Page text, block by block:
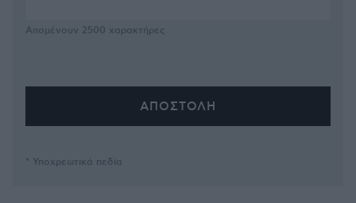
Απομένουν 2500 χαρακτήρες
* Υποχρεωτικά πεδία